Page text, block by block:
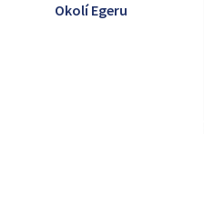
Okolí Egeru